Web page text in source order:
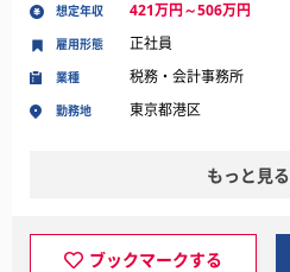
想定年収 421万円～506万円
業種 税務・会計事務所
勤務地 東京都港区
雇用形態 正社員
もっと見る
ブックマークする